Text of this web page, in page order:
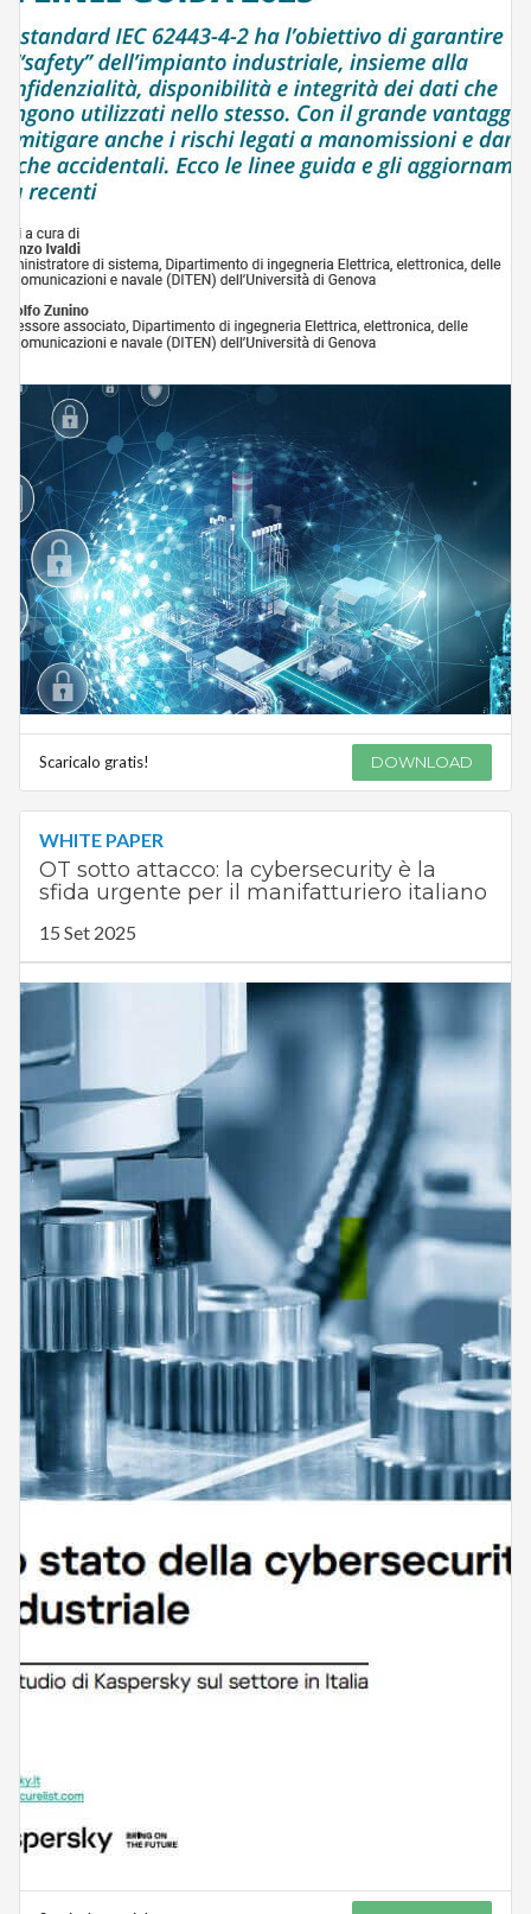
Scaricalo gratis! DOWNLOAD
WHITE PAPER
OT sotto attacco: la cybersecurity è la
sfida urgente per il manifatturiero italiano
15 Set 2025